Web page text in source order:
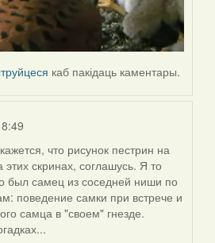
каб пакідаць каментары.
что рисунок пестрин на
этих скринах, соглашусь. Я то
был самец из соседней ниши по
поведение самки при встрече и
самца в "своем" гнезде.